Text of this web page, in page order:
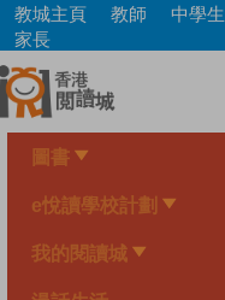
Skip
main
content
教城主頁 教師 中學生
家長
圖書
e悅讀學校計劃
我的閱讀城